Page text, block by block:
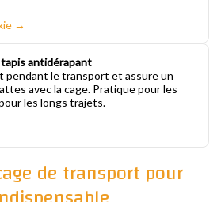
→
antidérapant
pendant le transport et assure un
avec la cage. Pratique pour les
les longs trajets.
de transport pour